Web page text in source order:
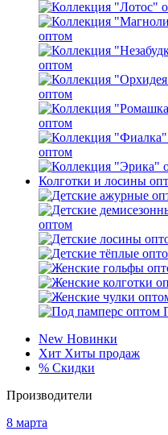
оптом
оптом
оптом
оптом
оптом
Колготки и лосины
оптом
New Новинки
Хит Хиты продаж
% Скидки
Производители
8 марта